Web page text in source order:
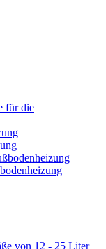
für die
von 12 - 25 Liter